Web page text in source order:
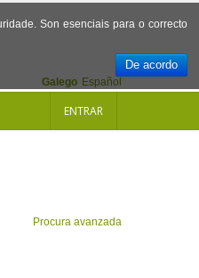
Son esenciais para o correcto
De acordo
Español
Galego
ENTRAR
Procura avanzada